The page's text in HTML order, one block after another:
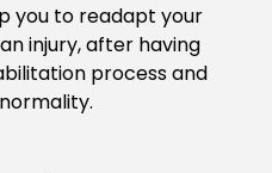
you to readapt your
injury, after having
process and